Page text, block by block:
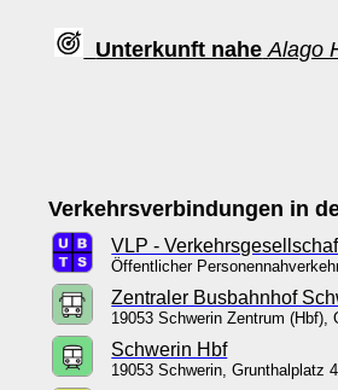
Unterkunft nahe Alago
Verkehrsverbindungen in
VLP -
Öffentlicher
Zentraler Busbahnhof
19053 Schwerin Zentrum
Schwerin Hbf
19053 Schwerin,